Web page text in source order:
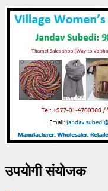
उपयाेगी संयाेजक